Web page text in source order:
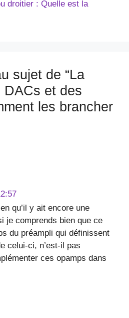
droitier : Quelle est la
sujet de “La
DACs et des
les brancher
qu’il y ait encore une
je comprends bien que ce
du préampli qui définissent
celui-ci, n’est-il pas
ces opamps dans